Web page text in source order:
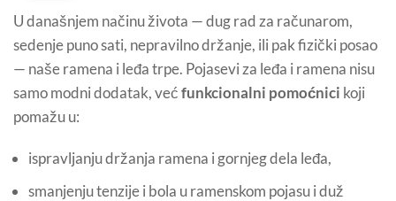
U današnjem načinu života — dug rad za računarom,
sedenje puno sati, nepravilno držanje, ili pak fizički posao
— naše ramena i leđa trpe. Pojasevi za leđa i ramena nisu
samo modni dodatak, većfunkcionalni pomoćnici koji
pomažu u:
ispravljanju držanja ramena i gornjeg dela leđa,
smanjenju tenzije i bola u ramenskom pojasu i duž